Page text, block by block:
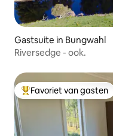
Gastsuite in Bungwahl
Riversedge - ook.
Topfavoriet van gasten
Favoriet van gasten